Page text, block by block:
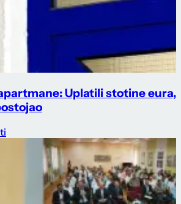
Uplatili stotine eura,